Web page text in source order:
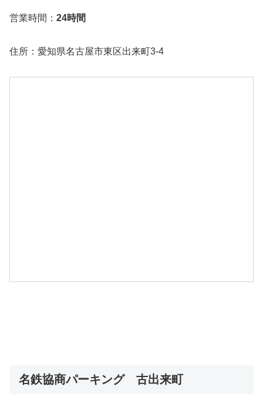
営業時間： 24時間
住所：愛知県名古屋市東区出来町3-4
名鉄協商パーキング 古出来町